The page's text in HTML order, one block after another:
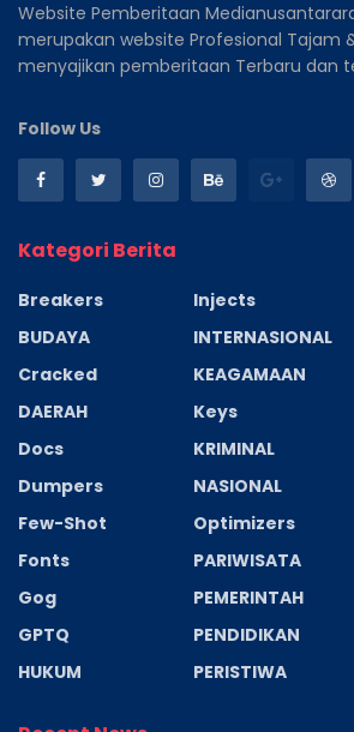
Website Pemberitaan
merupakan website Profesional Tajam
menyajikan pemberitaan Terbaru dan
Follow Us
Kategori Berita
Breakers
BUDAYA
Cracked
DAERAH
Docs
Dumpers
Few-Shot
Fonts
Gog
GPTQ
HUKUM
Injects
INTERNASIONAL
KEAGAMAAN
Keys
KRIMINAL
NASIONAL
Optimizers
PARIWISATA
PEMERINTAH
PENDIDIKAN
PERISTIWA